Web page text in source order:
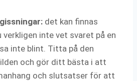
det kan finnas
inte vet svaret på en
inte blint. Titta på den
och gör ditt bästa i att
och slutsatser för att